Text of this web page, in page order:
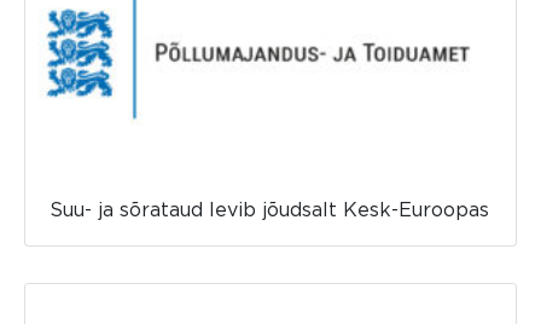
Suu- ja sõrataud levib jõudsalt Kesk-Euroopas